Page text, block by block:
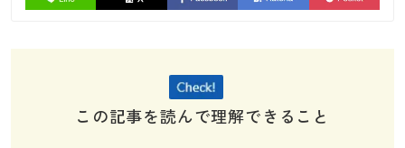
この記事を読んで理解できること